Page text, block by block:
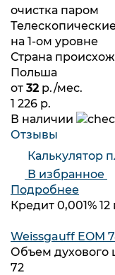
очистка паром
на 1-ом уровне
Страна
Польша
от 32 р./мес.
1 226 р.
В наличии
Отзывы
Калькулятор
В избранное
Подробнее
Кредит 0,001% 12
Weissgauff EOM
Объем духового
72